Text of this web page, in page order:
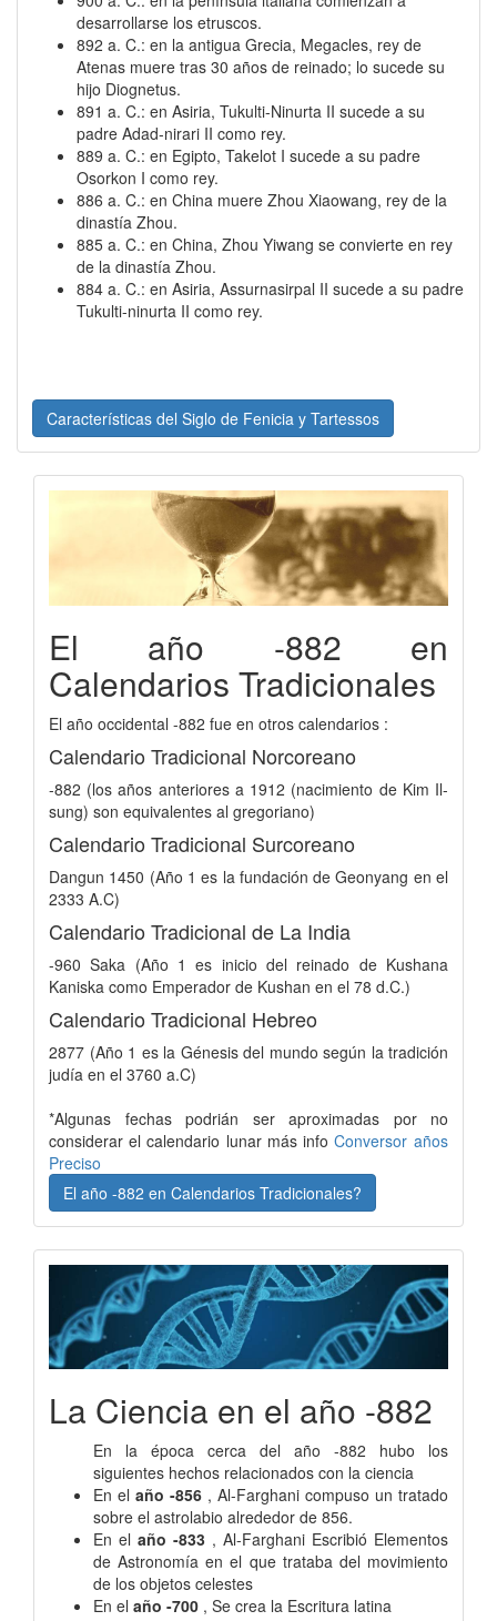
desarrollarse los etruscos.
892 a. C.: en la antigua Grecia, Megacles, rey de
Atenas muere tras 30 años de reinado; lo sucede su
hijo Diognetus.
891 a. C.: en Asiria, Tukulti-Ninurta II sucede a su
padre Adad-nirari II como rey.
889 a. C.: en Egipto, Takelot I sucede a su padre
Osorkon I como rey.
886 a. C.: en China muere Zhou Xiaowang, rey de la
dinastía Zhou.
885 a. C.: en China, Zhou Yiwang se convierte en rey
de la dinastía Zhou.
884 a. C.: en Asiria, Assurnasirpal II sucede a su padre
Tukulti-ninurta II como rey.
Características del Siglo de Fenicia y Tartessos
El año -882 en
Calendarios Tradicionales
El año occidental -882 fue en otros calendarios :
Calendario Tradicional Norcoreano
-882 (los años anteriores a 1912 (nacimiento de Kim Il-
sung) son equivalentes al gregoriano)
Calendario Tradicional Surcoreano
Dangun 1450 (Año 1 es la fundación de Geonyang en el
2333 A.C)
Calendario Tradicional de La India
-960 Saka (Año 1 es inicio del reinado de Kushana
Kaniska como Emperador de Kushan en el 78 d.C.)
Calendario Tradicional Hebreo
2877 (Año 1 es la Génesis del mundo según la tradición
judía en el 3760 a.C)
*Algunas fechas podrián ser aproximadas por no
considerar el calendario lunar más info Conversor años
Preciso
El año -882 en Calendarios Tradicionales?
La Ciencia en el año -882
En la época cerca del año -882 hubo los
siguientes hechos relacionados con la ciencia
En el año -856 , Al-Farghani compuso un tratado
sobre el astrolabio alrededor de 856.
En el año -833 , Al-Farghani Escribió Elementos
de Astronomía en el que trataba del movimiento
de los objetos celestes
En el año -700 , Se crea la Escritura latina